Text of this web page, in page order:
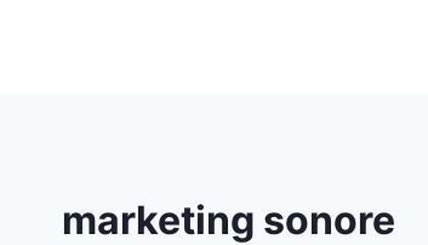
marketing sonore